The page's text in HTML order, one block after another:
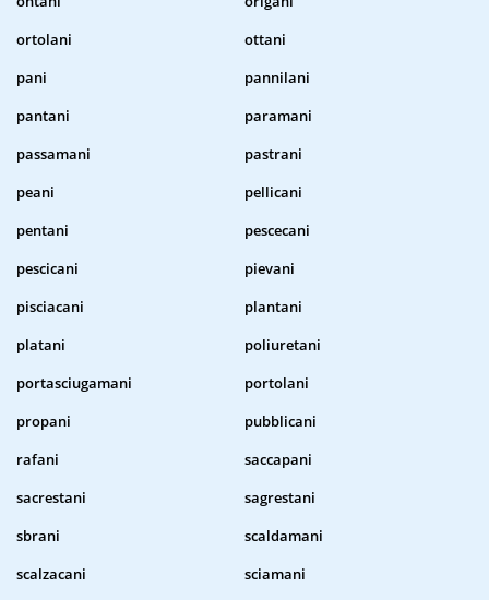
ortolani
ottani
pani
pannilani
pantani
paramani
passamani
pastrani
peani
pellicani
pentani
pescecani
pescicani
pievani
pisciacani
plantani
platani
poliuretani
portasciugamani
portolani
propani
pubblicani
rafani
saccapani
sacrestani
sagrestani
sbrani
scaldamani
scalzacani
sciamani